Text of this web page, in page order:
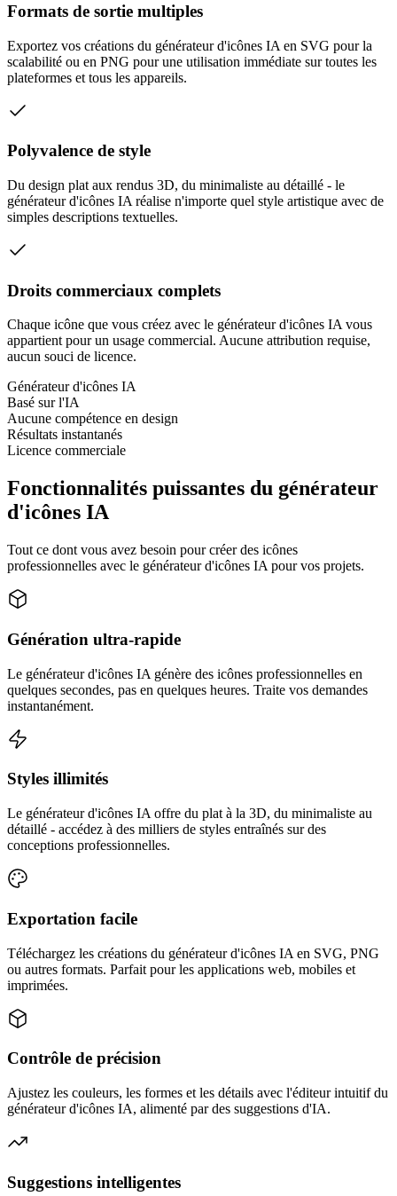
Formats de sortie multiples
Exportez vos créations du générateur d'icônes IA en SVG pour la
scalabilité ou en PNG pour une utilisation immédiate sur toutes les
plateformes et tous les appareils.
Polyvalence de style
Du design plat aux rendus 3D, du minimaliste au détaillé - le
générateur d'icônes IA réalise n'importe quel style artistique avec de
simples descriptions textuelles.
Droits commerciaux complets
Chaque icône que vous créez avec le générateur d'icônes IA vous
appartient pour un usage commercial. Aucune attribution requise,
aucun souci de licence.
Générateur d'icônes IA
Basé sur l'IA
Aucune compétence en design
Résultats instantanés
Licence commerciale
Fonctionnalités puissantes du générateur
d'icônes IA
Tout ce dont vous avez besoin pour créer des icônes
professionnelles avec le générateur d'icônes IA pour vos projets.
Génération ultra-rapide
Le générateur d'icônes IA génère des icônes professionnelles en
quelques secondes, pas en quelques heures. Traite vos demandes
instantanément.
Styles illimités
Le générateur d'icônes IA offre du plat à la 3D, du minimaliste au
détaillé - accédez à des milliers de styles entraînés sur des
conceptions professionnelles.
Exportation facile
Téléchargez les créations du générateur d'icônes IA en SVG, PNG
ou autres formats. Parfait pour les applications web, mobiles et
imprimées.
Contrôle de précision
Ajustez les couleurs, les formes et les détails avec l'éditeur intuitif du
générateur d'icônes IA, alimenté par des suggestions d'IA.
Suggestions intelligentes